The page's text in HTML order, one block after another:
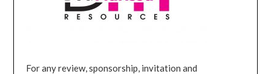
For any review, sponsorship, invitation and